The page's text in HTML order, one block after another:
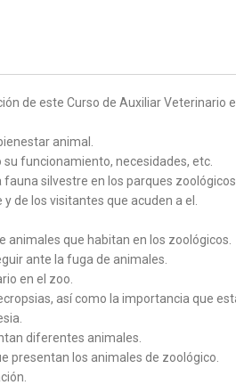
de este Curso de Auxiliar Veterinario
animal.
su funcionamiento, necesidades, etc.
silvestre en los parques
de los visitantes que acuden a el.
animales que habitan en los zoológicos.
ante la fuga de animales.
en el zoo.
así como la importancia que
diferentes animales.
presentan los animales de zoológico.